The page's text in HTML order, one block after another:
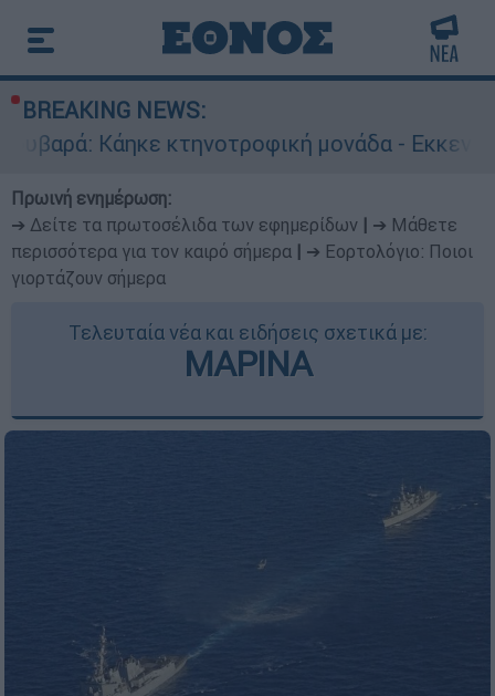
BREAKING NEWS:
κτηνοτροφική μονάδα - Εκκενώνεται ο Άγιος
Πρωινή ενημέρωση:
➔ Δείτε τα πρωτοσέλιδα των εφημερίδων
➔ Μάθετε
περισσότερα για τον καιρό σήμερα
➔ Εορτολόγιο: Ποιοι
γιορτάζουν σήμερα
Τελευταία νέα και ειδήσεις σχετικά με:
ΜΑΡΙΝΑ